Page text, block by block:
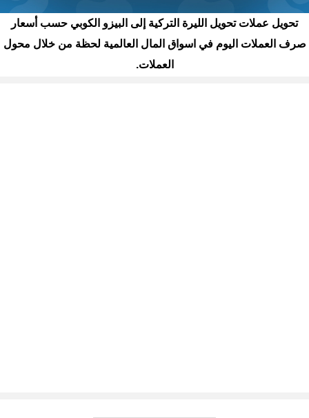
تحويل عملات تحويل الليرة التركية إلى البيزو الكوبي حسب أسعار
صرف العملات اليوم في اسواق المال العالمية لحظة من خلال محول
العملات.